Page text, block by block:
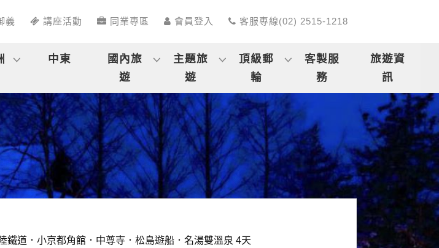
義 講座活動 同業專區 會員登入 客服專線(02) 2515-1218
中東
國內旅
遊
主題旅
遊
頂級郵
輪
客製服
務
旅遊資
訊
鐵道．小京都角館．中尊寺．松島遊船．名湯雙溫泉 4天